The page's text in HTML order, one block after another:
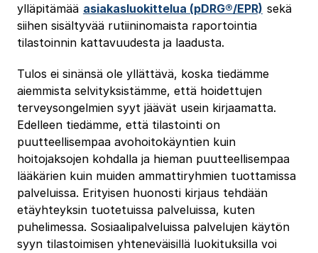
ylläpitämää asiakasluokittelua (pDRG®/EPR) sekä
siihen sisältyvää rutiininomaista raportointia
tilastoinnin kattavuudesta ja laadusta.
Tulos ei sinänsä ole yllättävä, koska tiedämme
aiemmista selvityksistämme, että hoidettujen
terveysongelmien syyt jäävät usein kirjaamatta.
Edelleen tiedämme, että tilastointi on
puutteellisempaa avohoitokäyntien kuin
hoitojaksojen kohdalla ja hieman puutteellisempaa
lääkärien kuin muiden ammattiryhmien tuottamissa
palveluissa. Erityisen huonosti kirjaus tehdään
etäyhteyksin tuotetuissa palveluissa, kuten
puhelimessa. Sosiaalipalveluissa palvelujen käytön
syyn tilastoimisen yhteneväisillä luokituksilla voi